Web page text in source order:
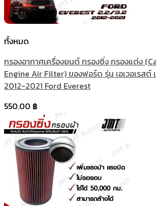
ทั้งหมด
กรองอากาศเครื่องยนต์ กรองซิ่ง กรองแต่ง
Engine Air Filter) ของฟอร์ด รุ่น เอเวอเรสต์
2012-2021 Ford Everest
550.00 ฿